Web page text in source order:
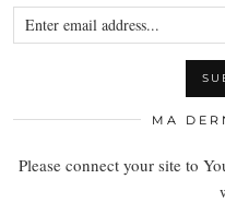
MA
Please connect your site to